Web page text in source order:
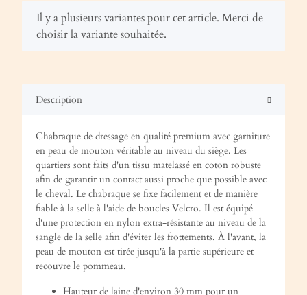
x
Il y a plusieurs variantes pour cet article. Merci de
choisir la variante souhaitée.
Description
Chabraque de dressage en qualité premium avec garniture
en peau de mouton véritable au niveau du siège. Les
quartiers sont faits d'un tissu matelassé en coton robuste
afin de garantir un contact aussi proche que possible avec
le cheval. Le chabraque se fixe facilement et de manière
fiable à la selle à l'aide de boucles Velcro. Il est équipé
d'une protection en nylon extra-résistante au niveau de la
sangle de la selle afin d'éviter les frottements. À l'avant, la
peau de mouton est tirée jusqu'à la partie supérieure et
recouvre le pommeau.
Hauteur de laine d'environ 30 mm pour un